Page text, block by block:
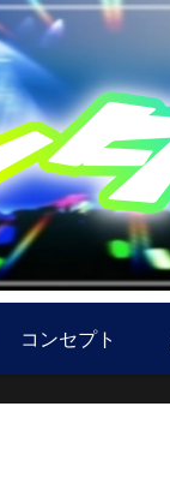
コンセプト